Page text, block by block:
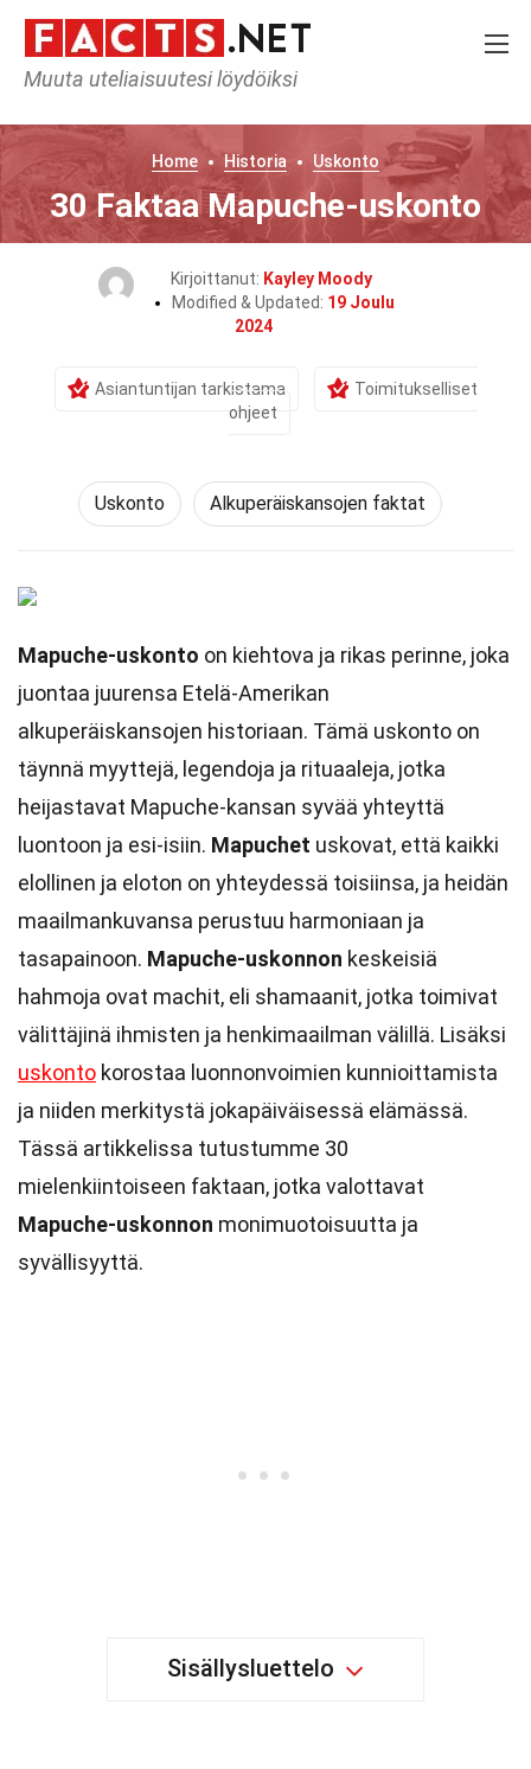
Muuta uteliaisuutesi löydöiksi
Home Historia Uskonto
30 Faktaa Mapuche-uskonto
Kirjoittanut: Kayley Moody
Modified & Updated: 19 Joulu
2024
Asiantuntijan tarkistama
Toimitukselliset
ohjeet
Uskonto Alkuperäiskansojen faktat
Mapuche-uskonto on kiehtova ja rikas perinne, joka
juontaa juurensa Etelä-Amerikan
alkuperäiskansojen historiaan. Tämä uskonto on
täynnä myyttejä, legendoja ja rituaaleja, jotka
heijastavat Mapuche-kansan syvää yhteyttä
luontoon ja esi-isiin. Mapuchet uskovat, että kaikki
elollinen ja eloton on yhteydessä toisiinsa, ja heidän
maailmankuvansa perustuu harmoniaan ja
tasapainoon. Mapuche-uskonnon keskeisiä
hahmoja ovat machit, eli shamaanit, jotka toimivat
välittäjinä ihmisten ja henkimaailman välillä. Lisäksi
uskonto korostaa luonnonvoimien kunnioittamista
ja niiden merkitystä jokapäiväisessä elämässä.
Tässä artikkelissa tutustumme 30
mielenkiintoiseen faktaan, jotka valottavat
Mapuche-uskonnon monimuotoisuutta ja
syvällisyyttä.
Sisällysluettelo